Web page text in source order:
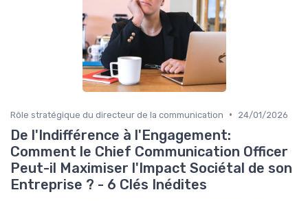
Rôle stratégique du directeur de la communication • 24/01/2026
De l'Indifférence à l'Engagement:
Comment le Chief Communication Officer
Peut-il Maximiser l'Impact Sociétal de son
Entreprise ? - 6 Clés Inédites